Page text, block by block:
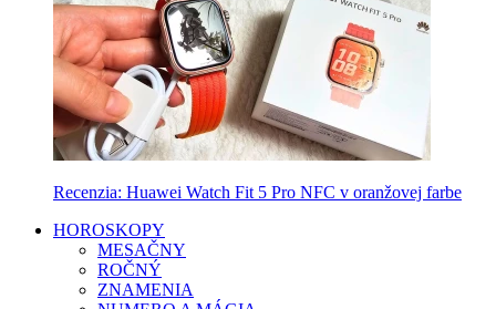
Recenzia: Huawei Watch Fit 5 Pro NFC v oranžovej farbe
HOROSKOPY
MESAČNY
ROČNÝ
ZNAMENIA